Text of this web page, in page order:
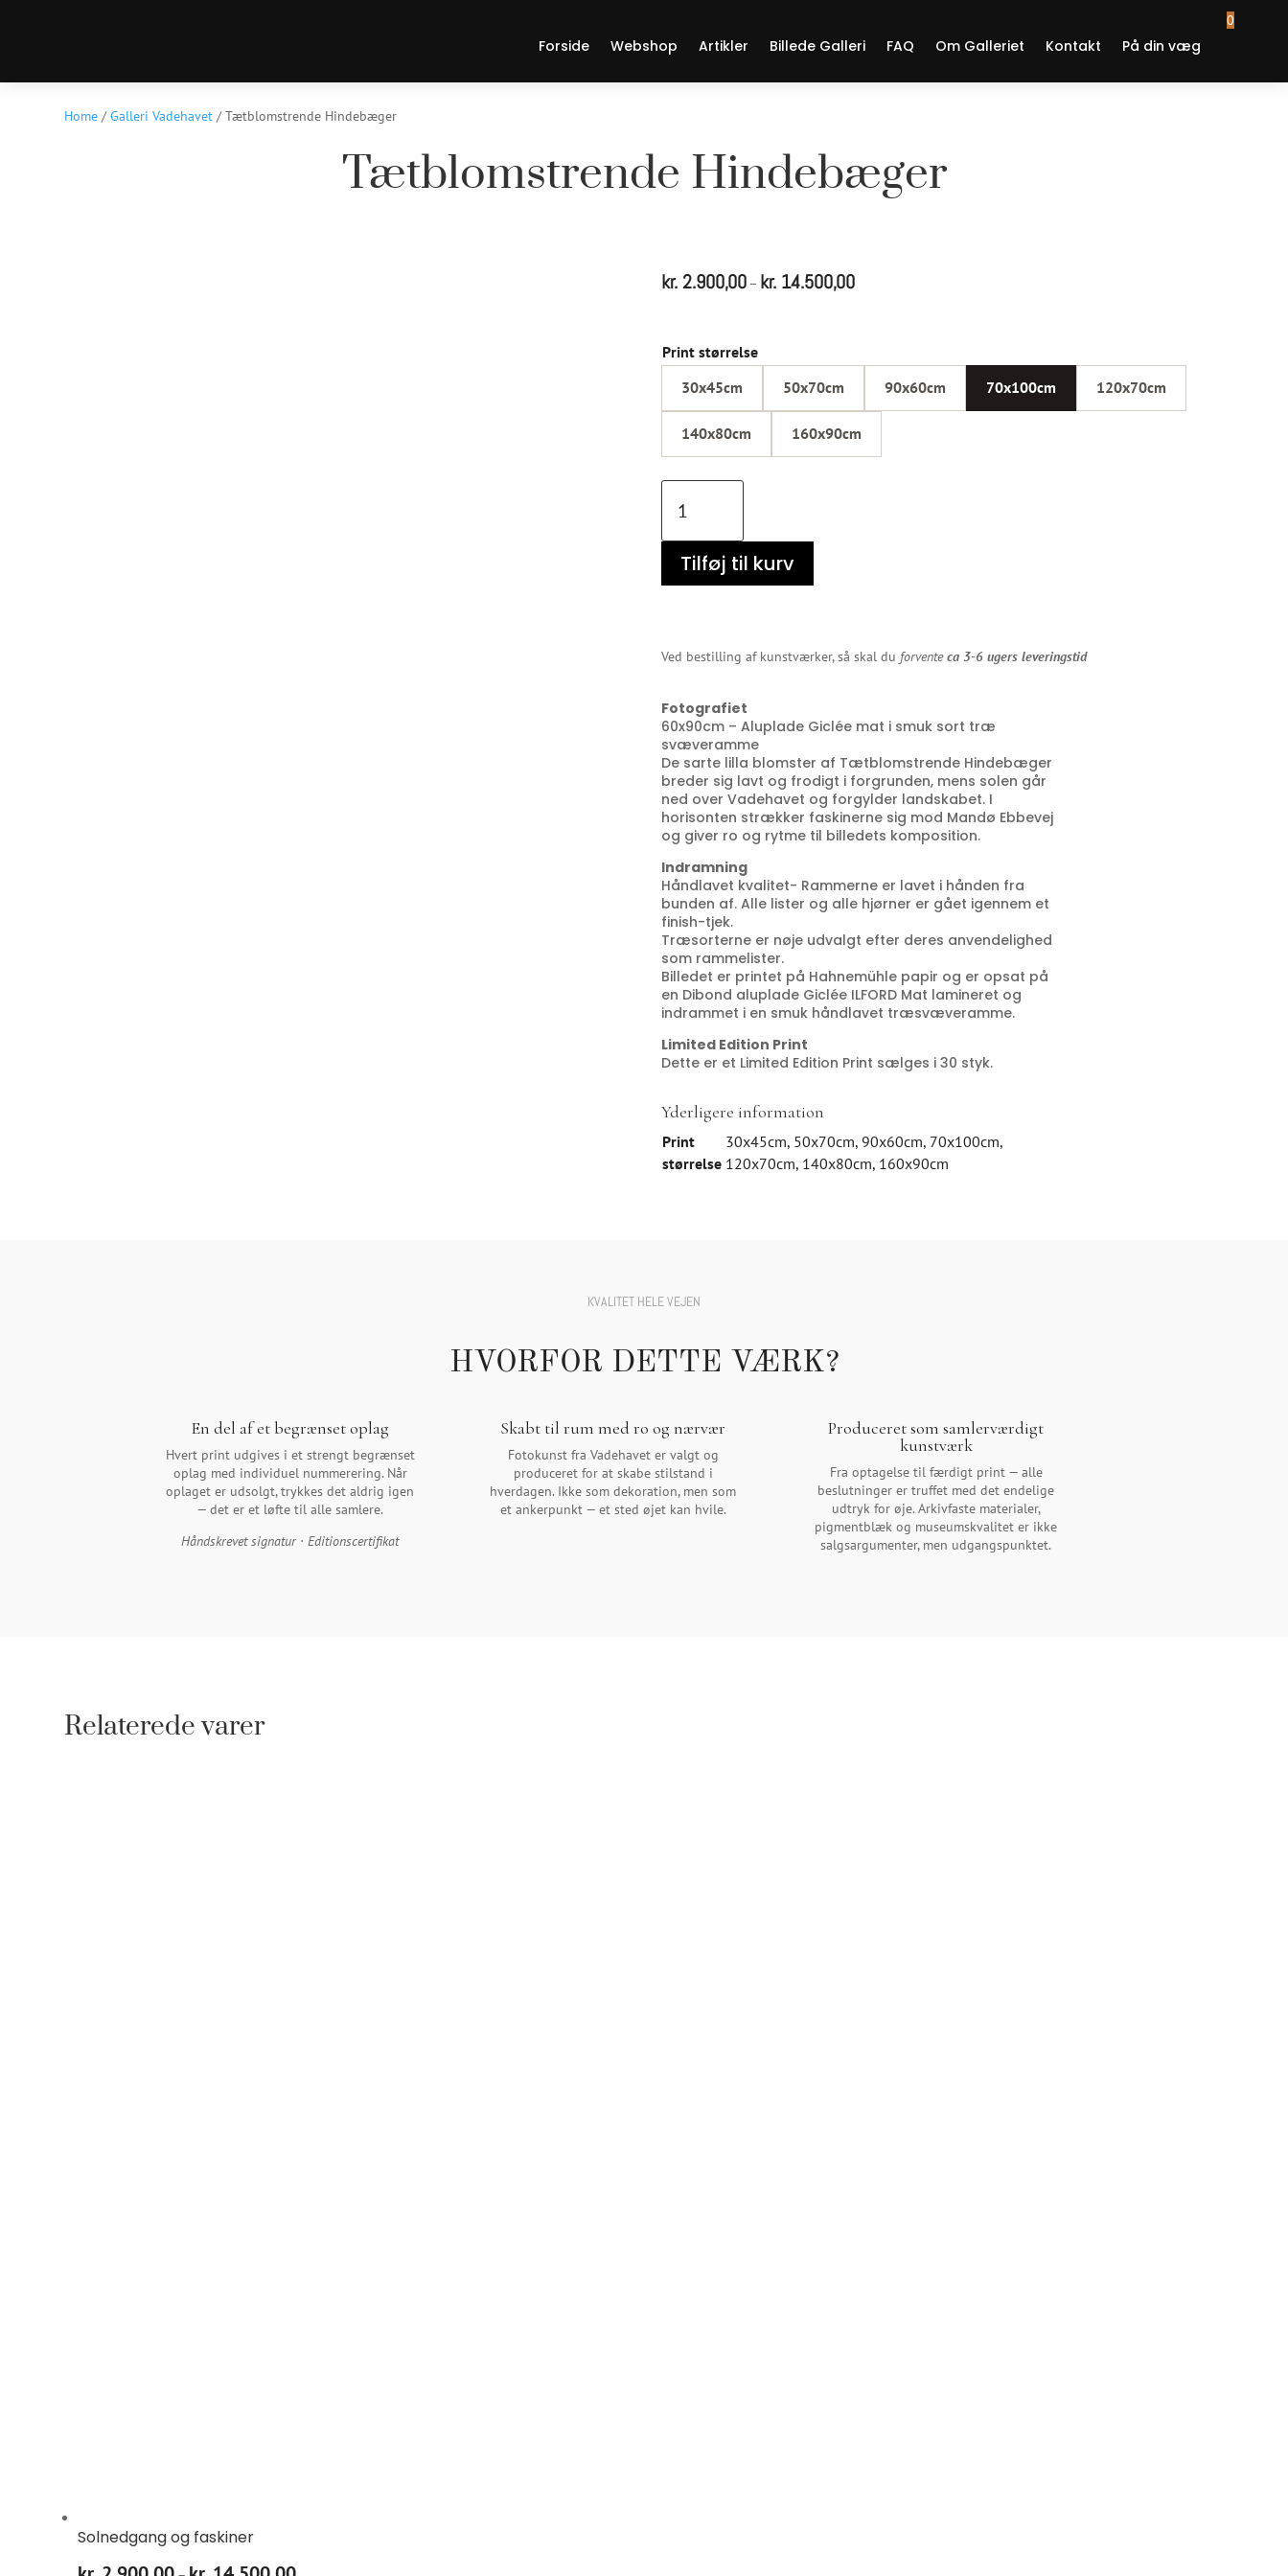
Forside Webshop Artikler Billede Galleri FAQ Om Galleriet Kontakt På din væg
0
Home /Galleri Vadehavet / Tætblomstrende Hindebæger
Tætblomstrende Hindebæger
kr.2.900,00– kr. 14.500,00Prisinterval:
kr. 14.500,00
Print størrelse
30x45cm
50x70cm 90x60cm 70x100cm 120x70cm
140x80cm 160x90cm
Hindebæger
Tilføj til kurv
Ved bestilling af kunstværker, så skal du forventeca 3-6 ugers leveringstid
Fotografiet
60x90cm – Aluplade Giclée mat i smuk sort træ
svæveramme
De sarte lilla blomster af Tætblomstrende Hindebæger
breder sig lavt og frodigt i forgrunden, mens solen går
ned over Vadehavet og forgylder landskabet. I
horisonten strækker faskinerne sig mod Mandø Ebbevej
og giver ro og rytme til billedets komposition.
Indramning
Håndlavet kvalitet- Rammerne er lavet i hånden fra
bunden af. Alle lister og alle hjørner er gået igennem et
finish-tjek.
Træsorterne er nøje udvalgt efter deres anvendelighed
som rammelister.
Billedet er printet på Hahnemühle papir og er opsat på
en Dibond aluplade Giclée ILFORD Mat lamineret og
indrammet i en smuk håndlavet træsvæveramme.
Limited Edition Print
Dette er et Limited Edition Print sælges i 30 styk.
Yderligere information
Print
størrelse
30x45cm, 50x70cm,90x60cm, 70x100cm,
120x70cm, 140x80cm, 160x90cm
KVALITET HELE VEJEN
HVORFOR DETTE VÆRK?
En del af et begrænset oplag
Hvert print udgives i et strengt begrænset
oplag med individuel nummerering. Når
oplaget er udsolgt, trykkes det aldrig igen
— det er et løfte til alle samlere.
Håndskrevet signatur · Editionscertifikat
Skabt til rum med ro og nærvær
Fotokunst fra Vadehavet er valgt og
produceret for at skabe stilstand i
hverdagen. Ikke som dekoration, men som
et ankerpunkt — et sted øjet kan hvile.
Produceret som samlerværdigt
kunstværk
Fra optagelse til færdigt print — alle
beslutninger er truffet med det endelige
udtryk for øje. Arkivfaste materialer,
pigmentblæk og museumskvalitet er ikke
salgsargumenter, men udgangspunktet.
Relaterede varer
Solnedgang og faskiner
Prisinterval: